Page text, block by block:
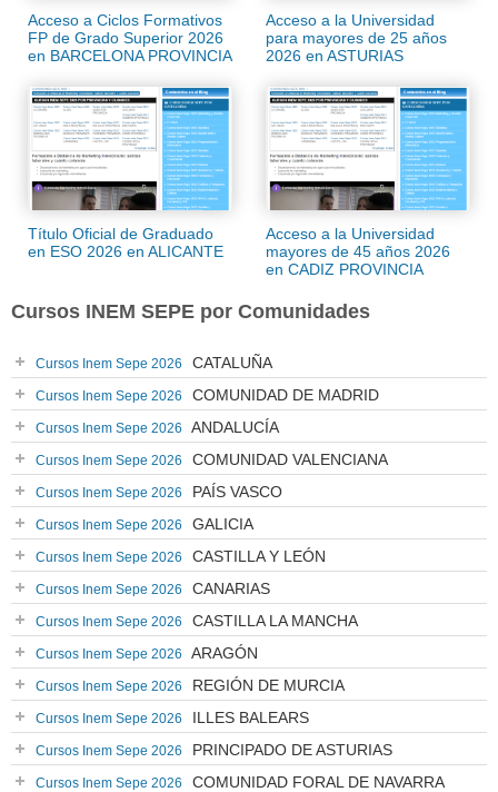
Acceso a Ciclos Formativos
FP de Grado Superior 2026
en BARCELONA PROVINCIA
Acceso a la Universidad
para mayores de 25 años
2026 en ASTURIAS
Título Oficial de Graduado
en ESO 2026 en ALICANTE
Acceso a la Universidad
mayores de 45 años 2026
en CADIZ PROVINCIA
Cursos INEM SEPE por Comunidades
Cursos Inem Sepe 2026 CATALUÑA
Cursos Inem Sepe 2026 COMUNIDAD DE MADRID
Cursos Inem Sepe 2026 ANDALUCÍA
Cursos Inem Sepe 2026 COMUNIDAD VALENCIANA
Cursos Inem Sepe 2026 PAÍS VASCO
Cursos Inem Sepe 2026 GALICIA
Cursos Inem Sepe 2026 CASTILLA Y LEÓN
Cursos Inem Sepe 2026 CANARIAS
Cursos Inem Sepe 2026 CASTILLA LA MANCHA
Cursos Inem Sepe 2026 ARAGÓN
Cursos Inem Sepe 2026 REGIÓN DE MURCIA
Cursos Inem Sepe 2026 ILLES BALEARS
Cursos Inem Sepe 2026 PRINCIPADO DE ASTURIAS
Cursos Inem Sepe 2026 COMUNIDAD FORAL DE NAVARRA